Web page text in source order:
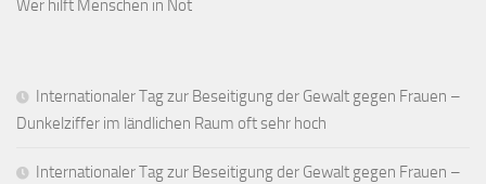
Wer hilft Menschen in Not
Internationaler Tag zur Beseitigung der Gewalt gegen Frauen –
Dunkelziffer im ländlichen Raum oft sehr hoch
Internationaler Tag zur Beseitigung der Gewalt gegen Frauen –